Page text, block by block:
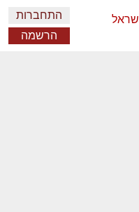
התחברות
הרשמה